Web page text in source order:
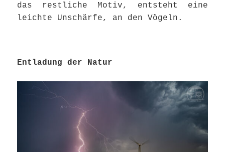
das restliche Motiv, entsteht eine
leichte Unschärfe, an den Vögeln.
Entladung der Natur